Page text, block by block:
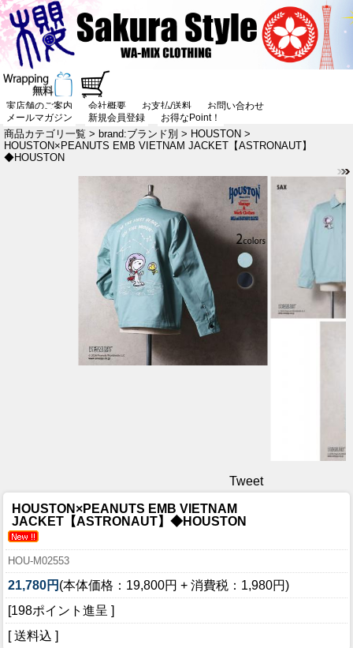
実店舗のご案内 会社概要 お支払/送料
お問い合わせ
メールマガジン
新規会員登録 お得なPoint！
商品カテゴリ一覧 > brand:ブランド別 > HOUSTON >
HOUSTON×PEANUTS EMB VIETNAM JACKET【ASTRONAUT】
◆HOUSTON
Tweet
HOUSTON×PEANUTS EMB VIETNAM
JACKET【ASTRONAUT】◆HOUSTON
HOU-M02553
21,780円 (本体価格：19,800円 + 消費税：1,980円)
[198ポイント進呈 ]
[ 送料込 ]